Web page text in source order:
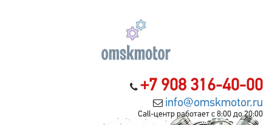
+7 908 316-40-00
info@omskmotor.ru
Call-центр работает с 8:00 до 20:00